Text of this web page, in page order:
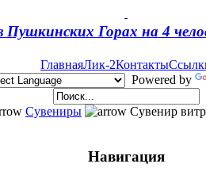
Горах на 4
ГлавнаяЛик-2Контакты
Powered by
Сувениры Сувенир
Навигация